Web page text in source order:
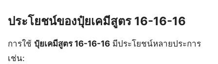
ประโยชน์ของปุ๋ยเคมีสูตร 16-16-16
การใช้ ปุ๋ยเคมีสูตร 16-16-16 มีประโยชน์หลายประการ
เช่น: